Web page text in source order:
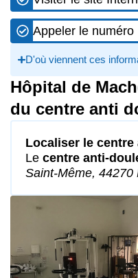
Hôpital de
du centre anti
Localiser le
Le centre anti-
Saint-Même, 44270
Appeler le numéro
D'où viennent ces